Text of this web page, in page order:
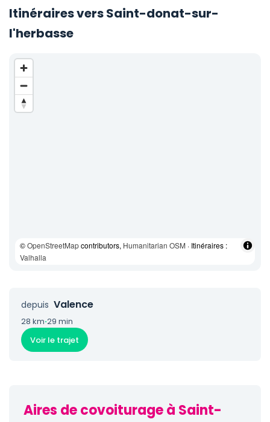
Itinéraires vers Saint-donat-sur-
l'herbasse
©OpenStreetMapcontributors, Humanitarian OSM · Itinéraires :
Valhalla
depuis Valence
28 km·29 min
Voir le trajet
Aires de covoiturage à Saint-